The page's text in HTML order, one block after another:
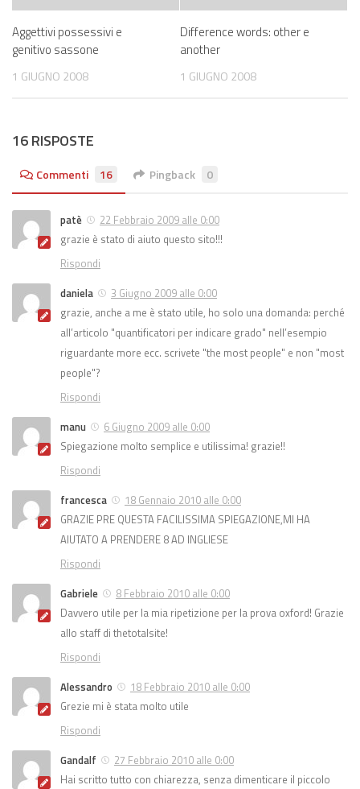
Aggettivi possessivi e
genitivo sassone
1 GIUGNO 2008
Difference words: other e
another
1 GIUGNO 2008
16 RISPOSTE
Commenti 16 Pingback 0
patè
22 Febbraio 2009 alle 0:00
grazie è stato di aiuto questo sito!!!
Rispondi
daniela
3 Giugno 2009 alle 0:00
grazie, anche a me è stato utile, ho solo una domanda: perché
all’articolo "quantificatori per indicare grado" nell’esempio
riguardante more ecc. scrivete "the most people" e non "most
people"?
Rispondi
manu
6 Giugno 2009 alle 0:00
Spiegazione molto semplice e utilissima! grazie!!
Rispondi
francesca
18 Gennaio 2010 alle 0:00
GRAZIE PRE QUESTA FACILISSIMA SPIEGAZIONE,MI HA
AIUTATO A PRENDERE 8 AD INGLIESE
Rispondi
Gabriele
8 Febbraio 2010 alle 0:00
Davvero utile per la mia ripetizione per la prova oxford! Grazie
allo staff di thetotalsite!
Rispondi
Alessandro
18 Febbraio 2010 alle 0:00
Grezie mi è stata molto utile
Rispondi
Gandalf
27 Febbraio 2010 alle 0:00
Hai scritto tutto con chiarezza, senza dimenticare il piccolo